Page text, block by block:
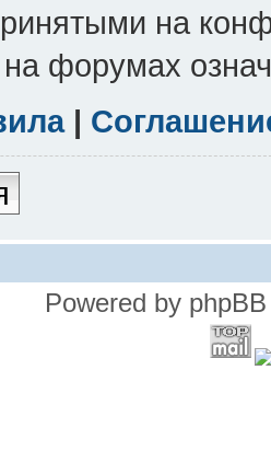
на
на форумах
|
Powered by